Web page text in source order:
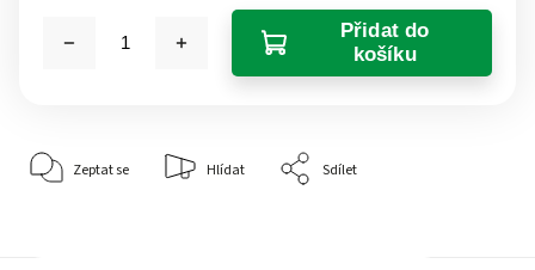
Přidat do
košíku
Zeptat se Hlídat Sdílet